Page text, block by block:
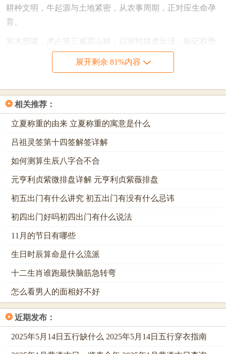
耕种文明，牛起源与土地紧密，从农事周期，正对应生命孕
育。
寅木怒啸，虎占第三威震山林，以寅时猛虎出没，标记权势
勇气，但虎鼠无争，随轮回安排，那王者气概，凭实力入
选，想其来历，接引东方青龙，可寅申相冲，即虎猴相冲，
开拓，进入寅月生肖虎迎来奋发时机，今年受驿马星作用，
对属虎者来讲易有远行机遇，若想增强威势，即供奉绿色植
物，助长木气。
卯木柔栖，兔随虎后机敏温存，将月宫玉兔传说融入生肖标
记，唯兔牛赛跑，据故事演绎，那兔凭敏捷，赢得位置，伴
此起源，卯兔代表谨慎，其命理作用，让木性之人有灵巧，
化，兔起源与阴柔关联，从生活习性，正对应暗中观察。
辰土腾云，龙居第五尊贵神秘，以辰时云雾弥漫，标记变幻
莫测，但龙鼠相亲，随神话交织，那神兽光环，凭信仰入
选，想其来历，接续帝王之象，可辰戌相冲，即龙狗相冲，
缘，进入辰月生肖龙迎来升腾之势，今年逢将星，对属龙者
来讲事业易得提拔，若想避免相冲，即利用金色饰品，强化
土金相生。
巳火潜行，蛇随龙后智慧深邃，将巳时蛇类出动，标记柔中
带刚，但蛇龙共族，随图腾演化，那蜕皮特性，借重生寓
展开剩余 81%内容
❂ 相关推荐：
立夏称重的由来 立夏称重的寓意是什么
吕祖灵签第十四签解签详解
如何测算生辰八字合不合
元亨利贞紫微排盘详解 元亨利贞紫薇排盘
初五出门有什么讲究 初五出门有没有什么忌讳
初四出门好吗初四出门有什么说法
11月的节日有哪些
生日时辰算命是什么流派
十二生肖谁跑最快脑筋急转弯
怎么看男人的面相好不好
❂ 近期发布：
2025年5月14日五行缺什么 2025年5月14日五行穿衣指南